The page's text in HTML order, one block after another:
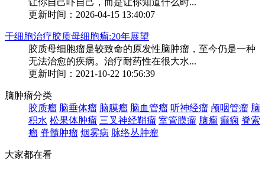
更新时间：2026-04-15 13:40:07
干细胞治疗胶质母细胞瘤:20年展望
胶质母细胞瘤是较致命的原发性脑肿瘤，至今仍是一种
无法治愈的疾病。治疗耐药性在很大水...
更新时间：2021-10-22 10:56:39
脑肿瘤分类
胶质瘤 脑垂体瘤 脑膜瘤 脑血管瘤 听神经瘤 颅咽管瘤 脑
积水 松果体肿瘤 三叉神经鞘瘤 室管膜瘤 脑瘤 癫痫 脊索
瘤 脊髓肿瘤 烟雾病 脉络丛肿瘤
大家都在看